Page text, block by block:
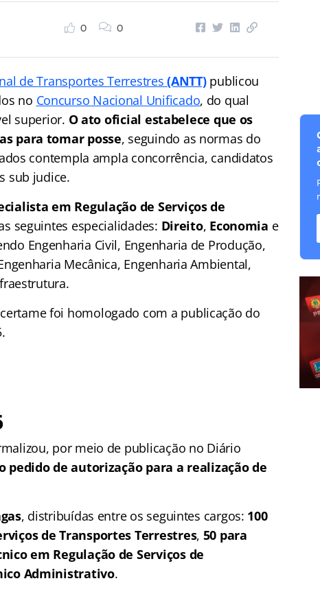
0 0
de Transportes Terrestres(ANTT)publicou
no Concurso Nacional Unificado, do qual
superior. O ato oficial estabelece que os
para tomar posse, seguindo as normas do
contempla ampla concorrência, candidatos
sub judice.
em Regulação de Serviços de
seguintes especialidades: Direito, Economia e
Engenharia Civil, Engenharia de Produção,
Mecânica, Engenharia Ambiental,
foi homologado com a publicação do
por meio de publicação no Diário
pedido de autorização para a realização de
, distribuídas entre os seguintes cargos: 100
de Transportes Terrestres, 50 para
em Regulação de Serviços de
Administrativo.